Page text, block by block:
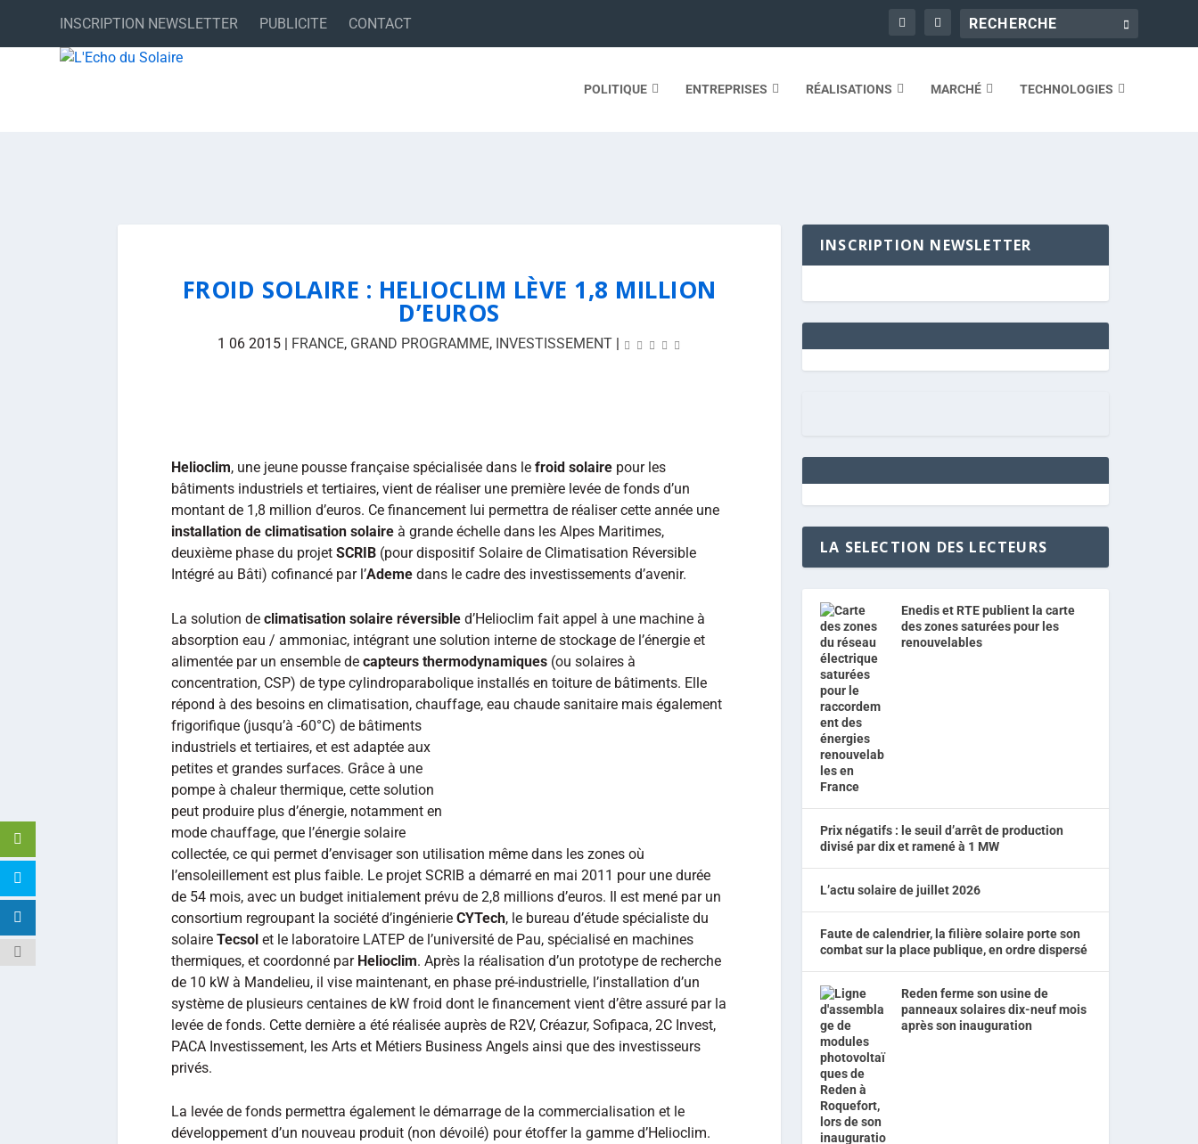
INSCRIPTION NEWSLETTER PUBLICITE CONTACT
POLITIQUE ENTREPRISES RÉALISATIONS MARCHÉ TECHNOLOGIES
FROID SOLAIRE : HELIOCLIM LÈVE 1,8 MILLION
D’EUROS
1 06 2015| FRANCE, GRAND PROGRAMME, INVESTISSEMENT|
Helioclim, une jeune pousse française spécialisée dans le froid solaire pour les
bâtiments industriels et tertiaires, vient de réaliser une première levée de fonds d’un
montant de 1,8 million d’euros. Ce financement lui permettra de réaliser cette année une
installation de climatisation solaire à grande échelle dans les Alpes Maritimes,
deuxième phase du projet SCRIB (pour dispositif Solaire de Climatisation Réversible
Intégré au Bâti) cofinancé par l’Ademe dans le cadre des investissements d’avenir.
La solution de climatisation solaire réversible d’Helioclim fait appel à une machine à
absorption eau / ammoniac, intégrant une solution interne de stockage de l’énergie et
alimentée par un ensemble de capteurs thermodynamiques (ou solaires à
concentration, CSP) de type cylindroparabolique installés en toiture de bâtiments. Elle
répond à des besoins en climatisation, chauffage, eau chaude sanitaire mais également
frigorifique (jusqu’à -60°C) de bâtiments
industriels et tertiaires, et est adaptée aux
petites et grandes surfaces. Grâce à une
pompe à chaleur thermique, cette solution
peut produire plus d’énergie, notamment en
mode chauffage, que l’énergie solaire
collectée, ce qui permet d’envisager son utilisation même dans les zones où
l’ensoleillement est plus faible. Le projet SCRIB a démarré en mai 2011 pour une durée
de 54 mois, avec un budget initialement prévu de 2,8 millions d’euros. Il est mené par un
consortium regroupant la société d’ingénierie CYTech, le bureau d’étude spécialiste du
solaire Tecsol et le laboratoire LATEP de l’université de Pau, spécialisé en machines
thermiques, et coordonné par Helioclim. Après la réalisation d’un prototype de recherche
de 10 kW à Mandelieu, il vise maintenant, en phase pré-industrielle, l’installation d’un
système de plusieurs centaines de kW froid dont le financement vient d’être assuré par la
levée de fonds. Cette dernière a été réalisée auprès de R2V, Créazur, Sofipaca, 2C Invest,
PACA Investissement, les Arts et Métiers Business Angels ainsi que des investisseurs
privés.
La levée de fonds permettra également le démarrage de la commercialisation et le
développement d’un nouveau produit (non dévoilé) pour étoffer la gamme d’Helioclim.
INSCRIPTION NEWSLETTER
LA SELECTION DES LECTEURS
Enedis et RTE publient la carte
des zones saturées pour les
renouvelables
Prix négatifs : le seuil d’arrêt de production
divisé par dix et ramené à 1 MW
L’actu solaire de juillet 2026
Faute de calendrier, la filière solaire porte son
combat sur la place publique, en ordre dispersé
Reden ferme son usine de
panneaux solaires dix-neuf mois
après son inauguration